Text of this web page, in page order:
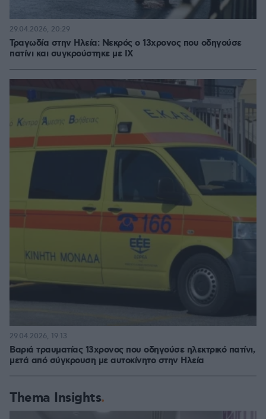
Τραγωδία στην Ηλεία: Νεκρός ο 13χρονος που οδηγούσε
πατίνι και συγκρούστηκε με ΙΧ
29.04.2026, 20:29
Βαριά τραυματίας 13χρονος που οδηγούσε ηλεκτρικό πατίνι,
μετά από σύγκρουση με αυτοκίνητο στην Ηλεία
29.04.2026, 19:13
Thema Insights